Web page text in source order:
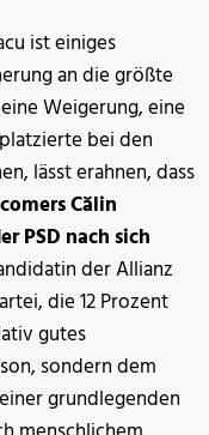
ist einiges
an die größte
Weigerung, eine
bei den
lässt erahnen, dass
Călin
PSD nach sich
der Allianz
die 12 Prozent
gutes
sondern dem
grundlegenden